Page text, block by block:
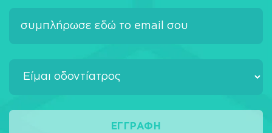
ΕΓΓΡΑΦΉ